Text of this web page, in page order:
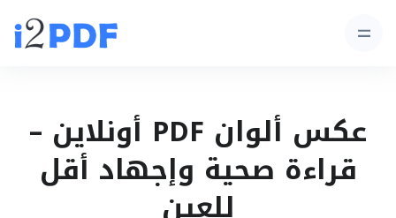
عكس ألوان PDF أونلاين –
قراءة صحية وإجهاد أقل